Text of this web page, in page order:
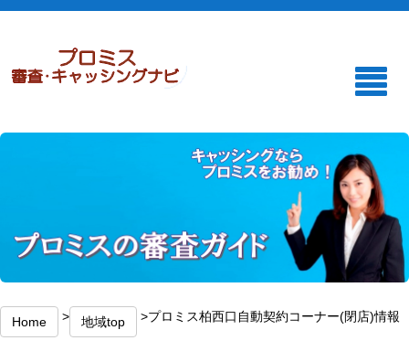
Home > 地域top >プロミス柏西口自動契約コーナー(閉店)情報